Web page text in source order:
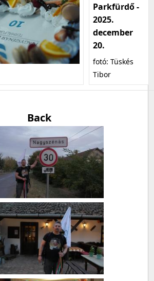
Parkfürdő -
2025.
december
20.
fotó: Tüskés
Tibor
Back